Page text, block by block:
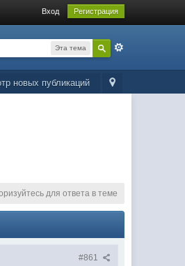
Вход Регистрация
Эта тема
новых публикаций
для ответа в теме
#861